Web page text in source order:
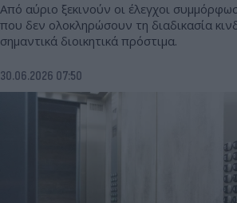
Από αύριο ξεκινούν οι έλεγχοι
που δεν ολοκληρώσουν τη διαδικασία
σημαντικά διοικητικά πρόστιμα.
30.06.2026 07:50